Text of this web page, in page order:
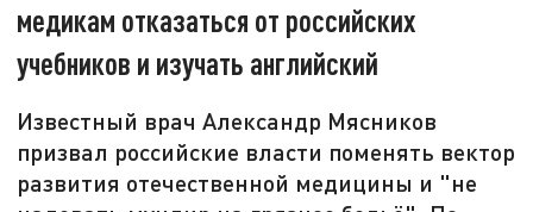
медикам отказаться от российских
учебников и изучать английский
Известный врач Александр Мясников
призвал российские власти поменять вектор
развития отечественной медицины и "не